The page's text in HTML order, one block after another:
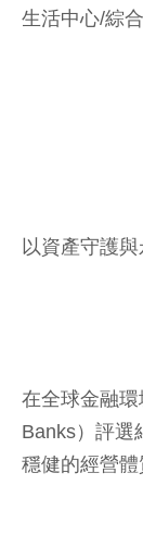
生活中心/綜
以資產守護
在全球金融
Banks）評選
穩健的經營體